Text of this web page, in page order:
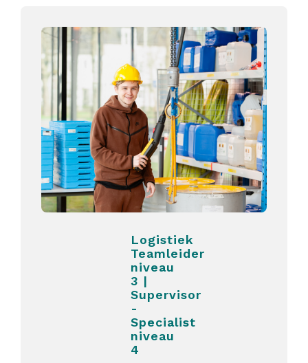
Logistiek
Teamleider
niveau
3 |
Supervisor
-
Specialist
niveau
4